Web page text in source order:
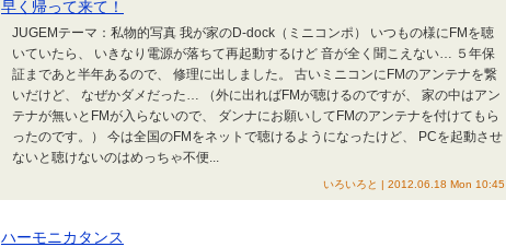
早く帰って来て！
JUGEMテーマ：私物的写真 我が家のD-dock（ミニコンポ） いつもの様にFMを聴
いていたら、 いきなり電源が落ちて再起動するけど 音が全く聞こえない… ５年保
証まであと半年あるので、 修理に出しました。 古いミニコンにFMのアンテナを繋
いだけど、 なぜかダメだった… （外に出ればFMが聴けるのですが、 家の中はアン
テナが無いとFMが入らないので、 ダンナにお願いしてFMのアンテナを付けてもら
ったのです。） 今は全国のFMをネットで聴けるようになったけど、 PCを起動させ
ないと聴けないのはめっちゃ不便...
いろいろと | 2012.06.18 Mon 10:45
ハーモニカタンス